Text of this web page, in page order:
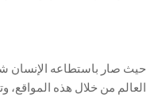
حيث صار باستطاعه الإنسان
العالم من خلال هذه المواقع،